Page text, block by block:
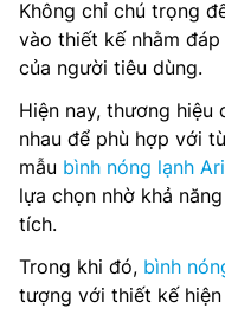
Không chỉ chú trọng
vào thiết kế nhằm
của người tiêu dùng.
Hiện nay, thương hiệu
nhau để phù hợp với
mẫu bình nóng lạnh
lựa chọn nhờ khả
tích.
Trong khi đó, bình
tượng với thiết kế